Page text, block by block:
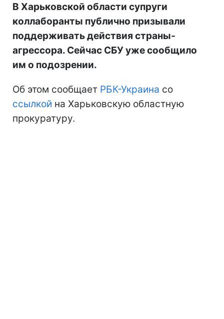
В Харьковской области супруги
коллаборанты публично призывали
поддерживать действия страны-
агрессора. Сейчас СБУ уже сообщило
им о подозрении.
Об этом сообщает РБК-Украина со
ссылкой на Харьковскую областную
прокуратуру.